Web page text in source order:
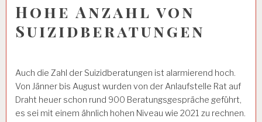
Hohe Anzahl von
Suizidberatungen
Auch die Zahl der Suizidberatungen ist alarmierend hoch.
Von Jänner bis August wurden von der Anlaufstelle Rat auf
Draht heuer schon rund 900 Beratungsgespräche geführt,
es sei mit einem ähnlich hohen Niveau wie 2021 zu rechnen.